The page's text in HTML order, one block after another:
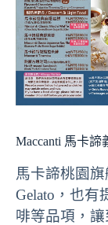
Maccanti 馬卡
馬卡諦桃園
Gelato，也有
啡等品項，